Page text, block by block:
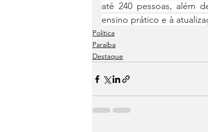
até 240 pessoas, além
ensino prático e à
Política
Paraíba
Destaque